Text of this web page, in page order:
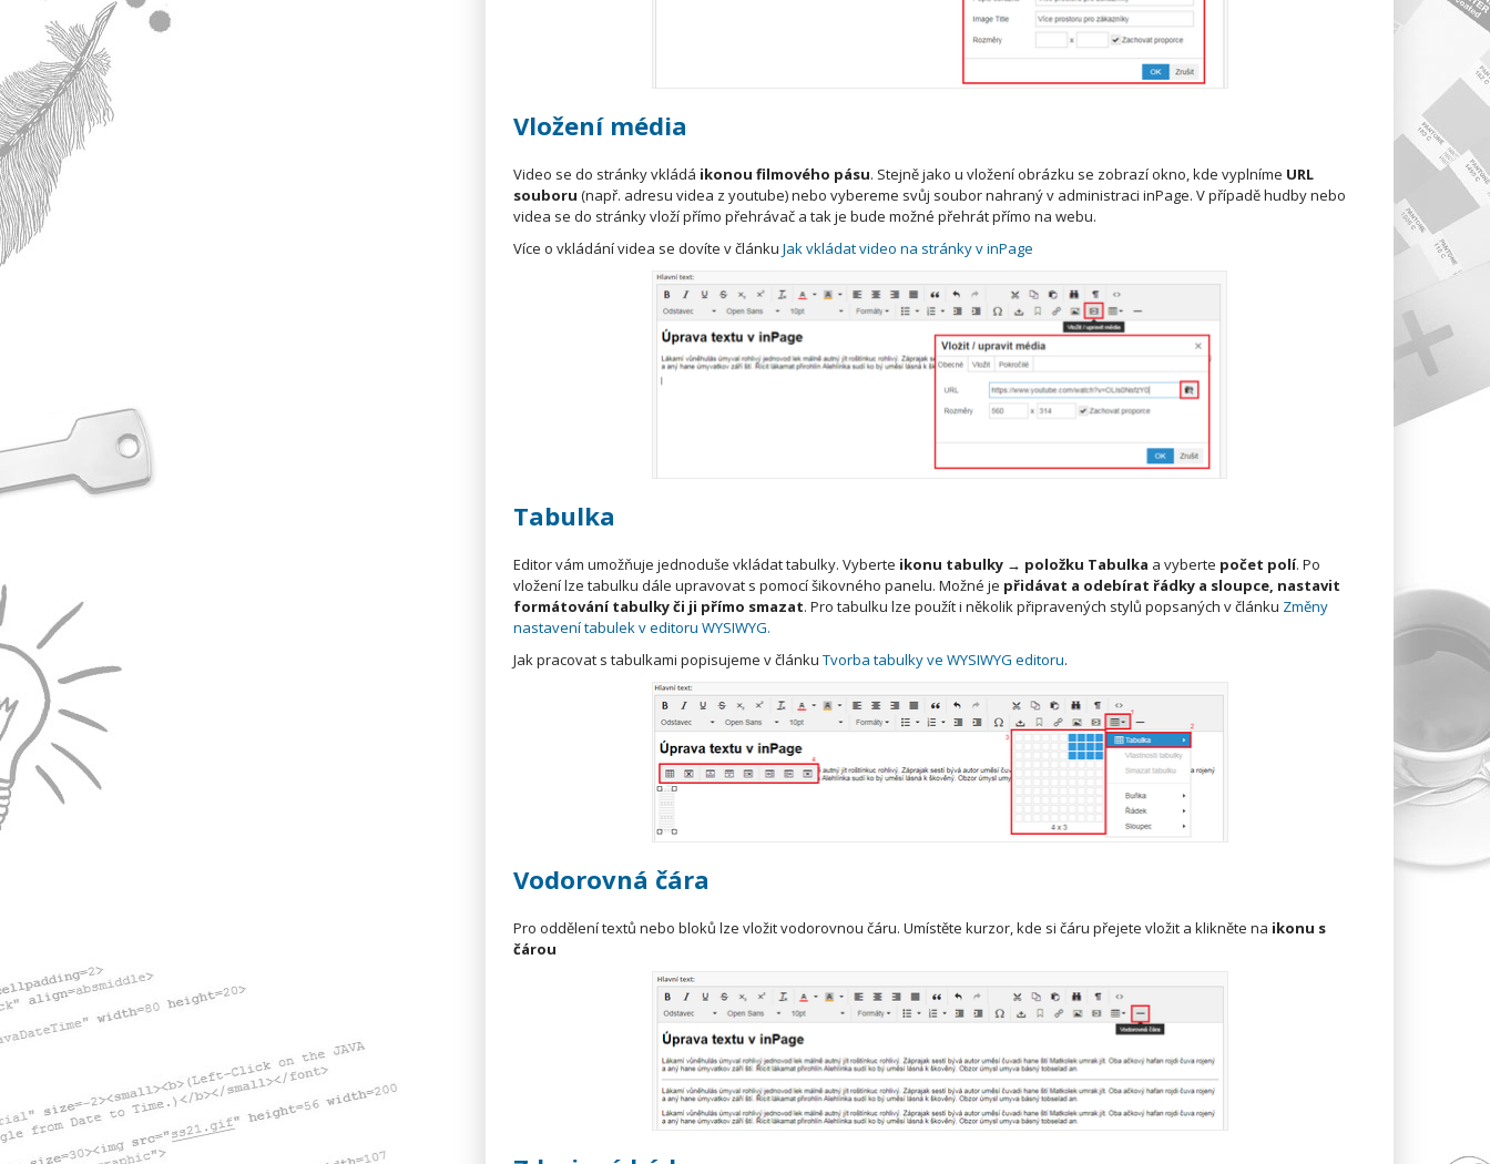
Vložení média
Video se do stránky vkládá ikonou filmového pásu. Stejně jako u vložení obrázku se zobrazí okno, kde vyplníme URL
souboru (např. adresu videa z youtube) nebo vybereme svůj soubor nahraný v administraci inPage. V případě hudby nebo
videa se do stránky vloží přímo přehrávač a tak je bude možné přehrát přímo na webu.
Více o vkládání videa se dovíte v článku Jak vkládat video na stránky v inPage
Tabulka
Editor vám umožňuje jednoduše vkládat tabulky. Vyberte ikonu tabulky → položku Tabulka a vyberte počet polí. Po
vložení lze tabulku dále upravovat s pomocí šikovného panelu. Možné je přidávat a odebírat řádky a sloupce, nastavit
formátování tabulky či ji přímo smazat. Pro tabulku lze použít i několik připravených stylů popsaných v článku Změny
nastavení tabulek v editoru WYSIWYG.
Jak pracovat s tabulkami popisujeme v článku Tvorba tabulky ve WYSIWYG editoru.
Vodorovná čára
Pro oddělení textů nebo bloků lze vložit vodorovnou čáru. Umístěte kurzor, kde si čáru přejete vložit a klikněte na ikonu s
čárou